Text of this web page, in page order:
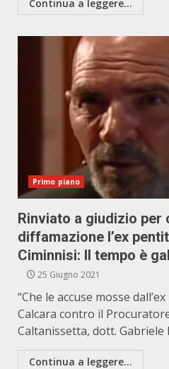
Continua a leggere...
Primo piano
Rinviato a giudizio per
diffamazione l’ex
Ciminnisi: Il tempo è
25 Giugno 2021
“Che le accuse mosse
Calcara contro il
Caltanissetta, dott. Gabriele
Continua a leggere...